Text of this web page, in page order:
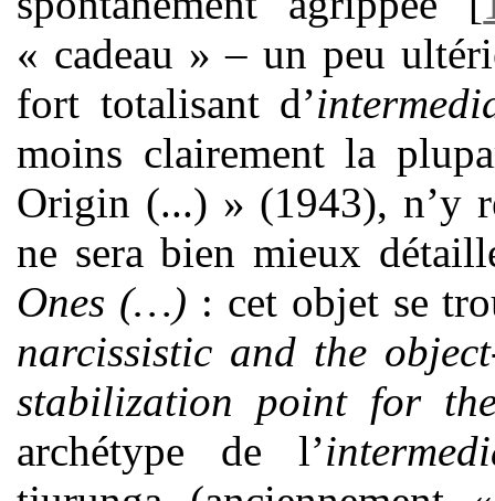
« cadeau » – un peu
fort totalisant d’
moins clairement la
Origin (...) » (1943), n’y
ne sera bien mieux
Ones (…) : cet objet se
narcissistic and the
stabilization point for
archétype de l’